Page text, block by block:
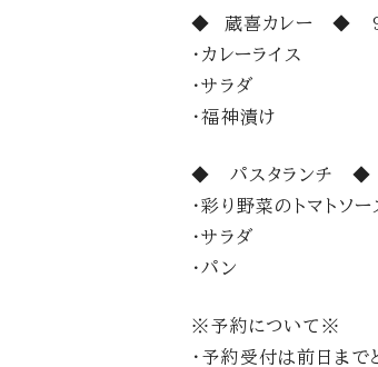
◆ 蔵喜カレー ◆
・カレーライス
・サラダ
・福神漬け
◆ パスタランチ
・彩り野菜のトマトソ
・サラダ
・パン
※予約について※
・予約受付は前日まで